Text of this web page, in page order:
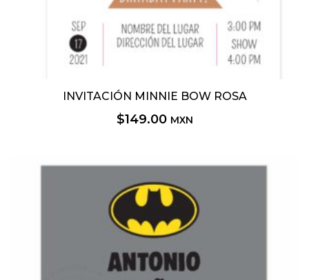
INVITACIÓN MINNIE BOW ROSA
$149.00 MXN